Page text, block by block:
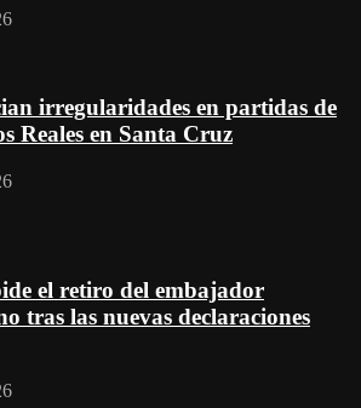
irregularidades en partidas de
Reales en Santa Cruz
el retiro del embajador
tras las nuevas declaraciones